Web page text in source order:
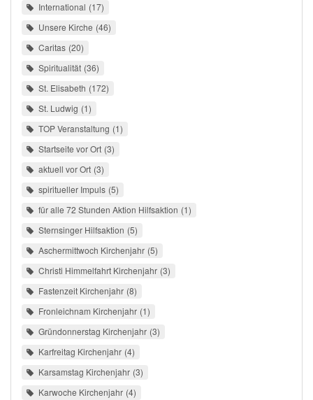
International 17
Unsere Kirche 46
Caritas 20
Spiritualität 36
St. Elisabeth 172
St. Ludwig 1
TOP Veranstaltung 1
Startseite vor Ort 3
aktuell vor Ort 3
spiritueller Impuls 5
für alle 72 Stunden Aktion Hilfsaktion 1
Sternsinger Hilfsaktion 5
Aschermittwoch Kirchenjahr 5
Christi Himmelfahrt Kirchenjahr 3
Fastenzeit Kirchenjahr 8
Fronleichnam Kirchenjahr 1
Gründonnerstag Kirchenjahr 3
Karfreitag Kirchenjahr 4
Karsamstag Kirchenjahr 3
Karwoche Kirchenjahr 4